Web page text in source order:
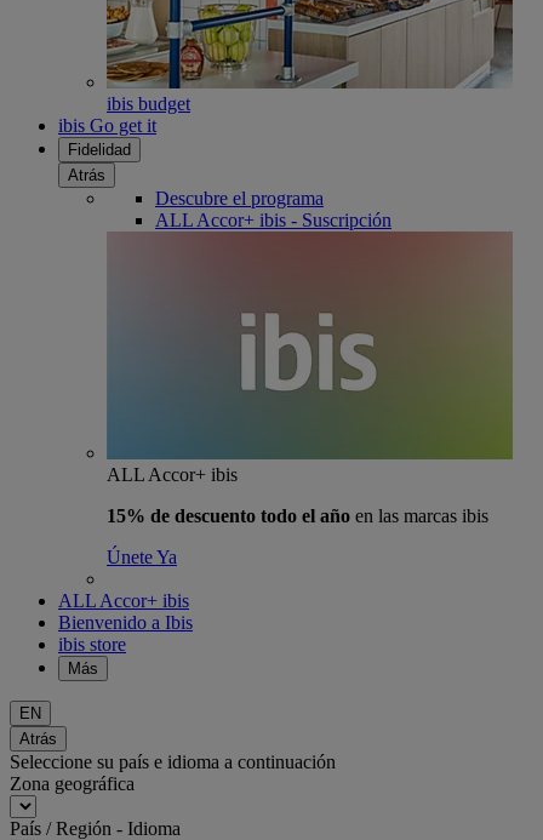
ibis budget
ibis Go get it
Fidelidad
Atrás
Descubre el programa
ALL Accor+ ibis - Suscripción
ALL Accor+ ibis
15% de descuento todo el año en las marcas ibis
Únete Ya
ALL Accor+ ibis
Bienvenido a Ibis
ibis store
Más
EN
Atrás
Seleccione su país e idioma a continuación
Zona geográfica
País / Región - Idioma